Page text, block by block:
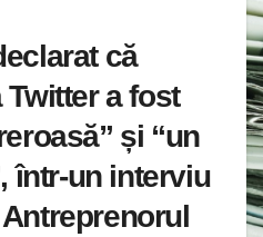
că
a fost
și “un
într-un interviu
Antreprenorul